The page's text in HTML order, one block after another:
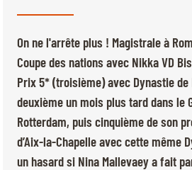
LIENS RAPIDES
DÉPARTS & RÉSULTATS
BILLETTERIE
MÉDIAS
© 2026 CHI de Genève. Tous
Jeudi, 17 Septembre 2026
On ne l'arrête plus ! Magistrale à
Coupe des nations avec Nikka VD
Prix 5* (troisième) avec Dynastie de
deuxième un mois plus tard dans le
Rotterdam, puis cinquième de son
d’Aix-la-Chapelle avec cette même
un hasard si Nina Mallevaey a fait